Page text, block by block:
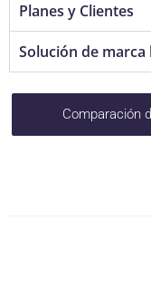
Planes y Clientes
Solución de marca
Comparación